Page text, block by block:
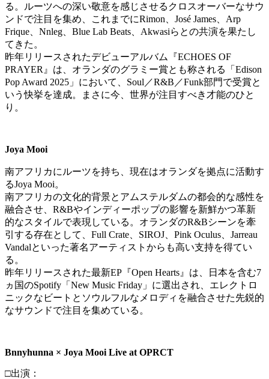
る。ルーツへの深い敬意を感じさせるクロスオーバーなサウ
ンドで注目を集め、これまでにRimon、José James、Arp
Frique、Nnleg、Blue Lab Beats、Akwasiらとの共演を果たし
てきた。
昨年リリースされたデビューアルバム『ECHOES OF
PRAYER』は、オランダのグラミー賞とも称される「Edison
Pop Award 2025」において、Soul／R&B／Funk部門で受賞と
いう快挙を達成。まさに今、世界が注目すべき才能のひと
り。
Joya Mooi
南アフリカにルーツを持ち、現在はオランダを拠点に活動す
るJoya Mooi。
南アフリカの文化的背景とアムステルダムの都会的な感性を
融合させ、R&Bやインディーポップの影響を新鮮かつ革新
的なスタイルで表現している。オランダのR&Bシーンを牽
引する存在として、Full Crate、SIROJ、Pink Oculus、Jarreau
Vandalといった著名アーティストからも高い支持を得てい
る。
昨年リリースされた最新EP『Open Hearts』は、日本を含む7
ヵ国のSpotify「New Music Friday」に選出され、エレクトロ
ニックなビートとソウルフルなメロディを融合させた先鋭的
なサウンドで注目を集めている。
Bnnyhunna × Joya Mooi Live at OPRCT
□出演：